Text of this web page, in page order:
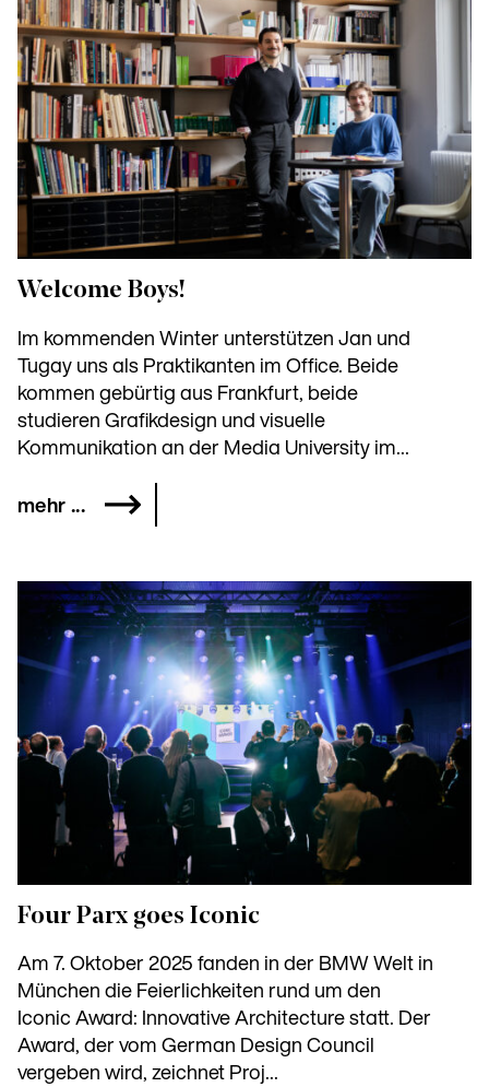
Welcome Boys!
Im kommenden Winter unterstützen Jan und
Tugay uns als Praktikanten im Office. Beide
kommen gebürtig aus Frankfurt, beide
studieren Grafikdesign und visuelle
Kommunikation an der Media University im...
mehr ...
Four Parx goes Iconic
Am 7. Oktober 2025 fanden in der BMW Welt in
München die Feierlichkeiten rund um den
Iconic Award: Innovative Architecture statt. Der
Award, der vom German Design Council
vergeben wird, zeichnet Proj...